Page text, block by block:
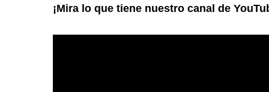
¡Mira lo que tiene nuestro canal de